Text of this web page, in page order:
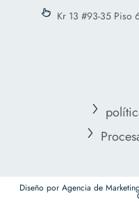
Kr 13 #93-35 Piso
Diseño por Agencia de